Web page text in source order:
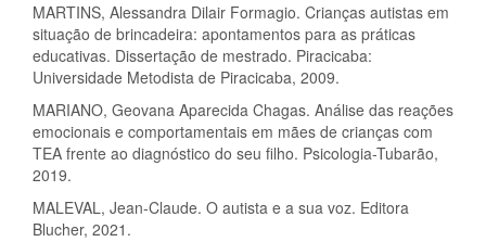
MARTINS, Alessandra Dilair Formagio. Crianças autistas em
situação de brincadeira: apontamentos para as práticas
educativas. Dissertação de mestrado. Piracicaba:
Universidade Metodista de Piracicaba, 2009.
MARIANO, Geovana Aparecida Chagas. Análise das reações
emocionais e comportamentais em mães de crianças com
TEA frente ao diagnóstico do seu filho. Psicologia-Tubarão,
2019.
MALEVAL, Jean-Claude. O autista e a sua voz. Editora
Blucher, 2021.